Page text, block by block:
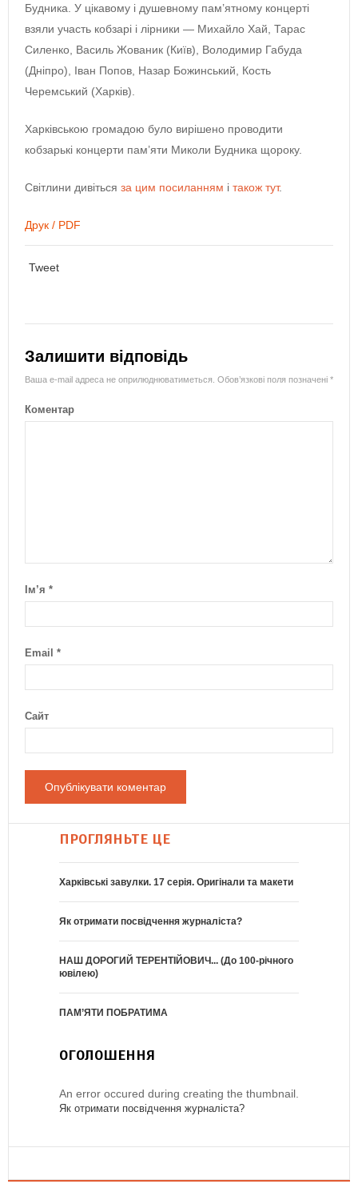
Будника. У цікавому і душевному пам’ятному концерті
взяли участь кобзарі і лірники — Михайло Хай, Тарас
Силенко, Василь Жованик (Київ), Володимир Габуда
(Дніпро), Іван Попов, Назар Божинський, Кость
Черемський (Харків).
Харківською громадою було вирішено проводити
кобзарькі концерти пам’яти Миколи Будника щороку.
Світлини дивіться за цим посиланням і також тут.
Друк / PDF
Tweet
Залишити відповідь
Ваша e-mail адреса не оприлюднюватиметься. Обов’язкові поля позначені *
Коментар
Ім’я *
Email *
Сайт
ПРОГЛЯНЬТЕ ЦЕ
Харківські завулки. 17 серія. Оригінали та макети
Як отримати посвідчення журналіста?
НАШ ДОРОГИЙ ТЕРЕНТІЙОВИЧ... (До 100-річного
ювілею)
ПАМ’ЯТИ ПОБРАТИМА
ОГОЛОШЕННЯ
An error occured during creating the thumbnail.
Як отримати посвідчення журналіста?